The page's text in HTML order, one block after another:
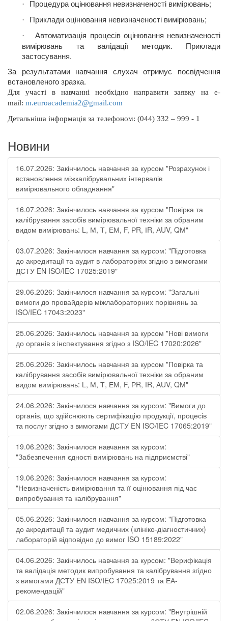
·
Процедура оцінювання невизначеності вимірювань;
· Приклади оцінювання невизначеності вимірювань;
·
Автоматизація процесів оцінювання невизначеності
вимірювань та валідації методик. Приклади
застосування.
За результатами навчання слухач отримує посвідчення
встановленого зразка.
Для участі в навчанні необхідно направити заявку на e-
mail: m.euroacademia2@gmail.com
Детальніша інформація за телефоном: (044) 332 – 999 - 1
Новини
16.07.2026: Закінчилось навчання за курсом "Розрахунок і
встановлення міжкалібрувальних інтервалів
вимірювального обладнання"
16.07.2026: Закінчилось навчання за курсом "Повірка та
калібрування засобів вимірювальної техніки за обраним
видом вимірювань: L, М, Т, ЕМ, F, РR, ІR, АUV, QМ"
03.07.2026: Закінчилося навчання за курсом: "Підготовка
до акредитації та аудит в лабораторіях згідно з вимогами
ДСТУ EN ISO/IEC 17025:2019"
29.06.2026: Закінчилося навчання за курсом: "Загальні
вимоги до провайдерів міжлабораторних порівнянь за
ISO/IEC 17043:2023"
25.06.2026: Закінчилось навчання за курсом "Нові вимоги
до органів з інспектування згідно з ISO/IEC 17020:2026"
25.06.2026: Закінчилось навчання за курсом "Повірка та
калібрування засобів вимірювальної техніки за обраним
видом вимірювань: L, М, Т, ЕМ, F, РR, ІR, АUV, QМ"
24.06.2026: Закінчилося навчання за курсом: "Вимоги до
органів, що здійснюють сертифікацію продукції, процесів
та послуг згідно з вимогами ДСТУ EN ISO/IEC 17065:2019"
19.06.2026: Закінчилося навчання за курсом:
"Забезпечення єдності вимірювань на підприємстві"
19.06.2026: Закінчилося навчання за курсом:
"Невизначеність вимірювання та її оцінювання під час
випробування та калібрування"
05.06.2026: Закінчилося навчання за курсом: "Підготовка
до акредитації та аудит медичних (клініко-діагностичних)
лабораторій відповідно до вимог ISO 15189:2022"
04.06.2026: Закінчилось навчання за курсом: "Верифікація
та валідація методик випробування та калібрування згідно
з вимогами ДСТУ EN ISO/IEC 17025:2019 та ЕА-
рекомендацій"
02.06.2026: Закінчилося навчання за курсом: "Внутрішній